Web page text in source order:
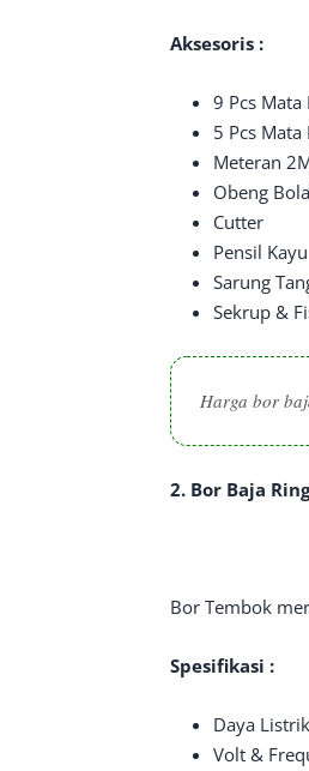
Aksesoris :
9 Pcs
5 Pcs
Meteran
Obeng
Cutter
Pensil Kayu
Sarung
Sekrup &
Harga bor
2. Bor Baja
Bor Tembok
Spesifikasi :
Daya
Volt &